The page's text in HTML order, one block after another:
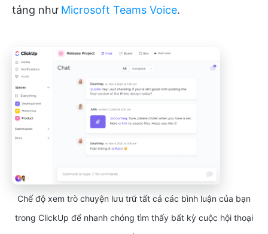
tảng như Microsoft Teams Voice.
Chế độ xem trò chuyện lưu trữ tất cả các bình luận của bạn
trong ClickUp để nhanh chóng tìm thấy bất kỳ cuộc hội thoại